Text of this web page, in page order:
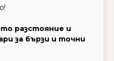
разстояние и
за бързи и точни